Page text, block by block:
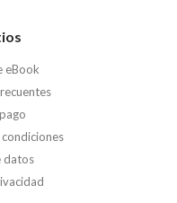
eBook
datos